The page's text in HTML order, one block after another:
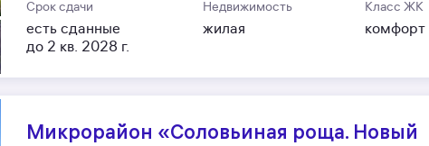
Срок сдачи
есть сданные
до 2 кв. 2028 г.
Недвижимость
жилая
Класс ЖК
комфорт
Микрорайон «Соловьиная роща. Новый